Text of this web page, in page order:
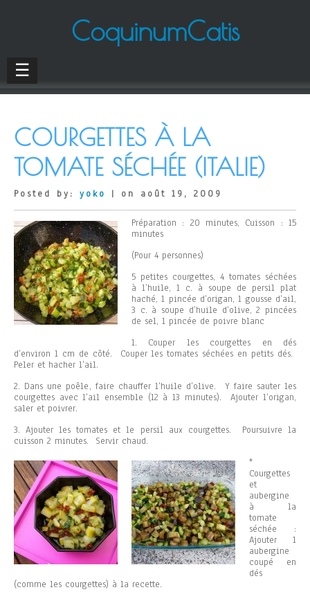
CoquinumCatis
☰
COURGETTES À LA
TOMATE SÉCHÉE (ITALIE)
Posted by: yoko | on août 19, 2009
Préparation : 20 minutes, Cuisson : 15
minutes
(Pour 4 personnes)
5 petites courgettes, 4 tomates séchées
à l’huile, 1 c. à soupe de persil plat
haché, 1 pincée d’origan, 1 gousse d’ail,
3 c. à soupe d’huile d’olive, 2 pincées
de sel, 1 pincée de poivre blanc
1. Couper les courgettes en dés
d’environ 1 cm de côté. Couper les tomates séchées en petits dés.
Peler et hacher l’ail.
2. Dans une poêle, faire chauffer l’huile d’olive. Y faire sauter les
courgettes avec l’ail ensemble (12 à 13 minutes). Ajouter l’origan,
saler et poivrer.
3. Ajouter les tomates et le persil aux courgettes. Poursuivre la
cuisson 2 minutes. Servir chaud.
*
Courgettes
et
aubergine
à la
tomate
séchée :
Ajouter 1
aubergine
coupé en
dés
(comme les courgettes) à la recette.